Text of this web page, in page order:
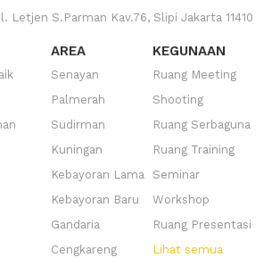
Letjen S.Parman Kav.76, Slipi Jakarta 11410
AREA
Senayan
Palmerah
Sudirman
Kuningan
Kebayoran Lama
Kebayoran Baru
Gandaria
Cengkareng
KEGUNAAN
Ruang Meeting
Shooting
Ruang Serbaguna
Ruang Training
Seminar
Workshop
Ruang Presentasi
Lihat semua